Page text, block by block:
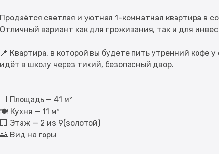
Продаётся светлая и уютная 1-комнатная квартира в
Отличный вариант как для проживания, так и для
📍 Квартира, в которой вы будете пить утренний кофе
идёт в школу через тихий, безопасный двор.
📐 Площадь — 41 м²
🍽 Кухня — 11 м²
🏢 Этаж — 2 из 9(золотой)
🌄 Вид на горы